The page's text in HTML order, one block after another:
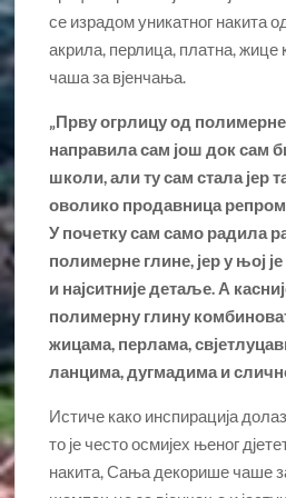
се израдом уникатног накита
акрила, перлица, платна,
чаша за вјенчања.
„Прву огрлицу од
направила сам још док сам
школи, али ту сам стала јер
оволико продавница
У почетку сам само радила
полимерне глине, јер у њој
и најситније детаље. А
полимерну глину
жицама, перлама,
ланцима, дугмадима и
Истиче како инспирација
то је често осмијех њеног
накита, Сања декорише чаше